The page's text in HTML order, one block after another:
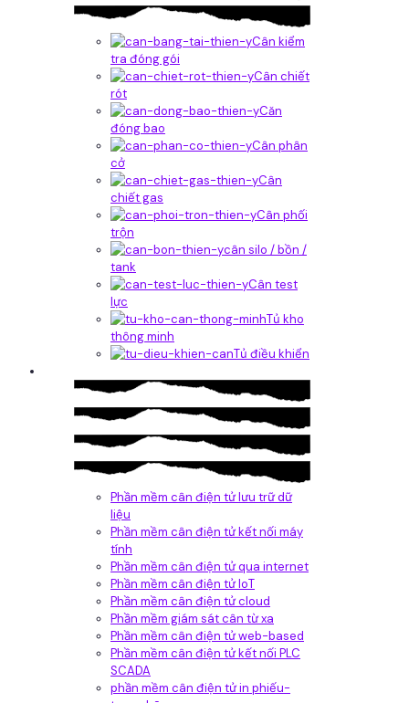
Cân kiểm
tra đóng gói
Cân chiết
rót
Căn
đóng bao
Cân phân
cở
Cân
chiết gas
Cân phối
trộn
cân silo / bồn /
tank
Cân test
lực
Tủ kho
thông minh
Tủ điều khiển
Phần mềm cân điện tử lưu trữ dữ
liệu
Phần mềm cân điện tử kết nối máy
tính
Phần mềm cân điện tử qua internet
Phần mềm cân điện tử IoT
Phần mềm cân điện tử cloud
Phần mềm giám sát cân từ xa
Phần mềm cân điện tử web-based
Phần mềm cân điện tử kết nối PLC
SCADA
phần mềm cân điện tử in phiếu-